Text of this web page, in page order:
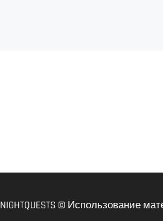
NIGHTQUESTS © Использование